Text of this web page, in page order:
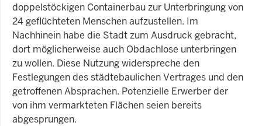
doppelstöckigen Containerbau zur Unterbringung von
24 geflüchteten Menschen aufzustellen. Im
Nachhinein habe die Stadt zum Ausdruck gebracht,
dort möglicherweise auch Obdachlose unterbringen
zu wollen. Diese Nutzung widerspreche den
Festlegungen des städtebaulichen Vertrages und den
getroffenen Absprachen. Potenzielle Erwerber der
von ihm vermarkteten Flächen seien bereits
abgesprungen.